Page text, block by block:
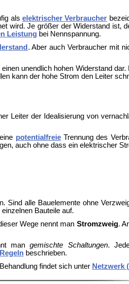
als elektrischer Verbraucher
wird. Je größer der Widerstand ist,
Leistungbei Nennspannung.
. Aber auch Verbraucher mit
unendlich hohen Widerstand
kann der hohe Strom den Leiter
Leiter der Idealisierung von
potentialfreieTrennung des
auch ohne dass ein elektrischer
Sind alle Bauelemente ohne
Bauteile auf.
Wege nennt man Stromzweig.
mangemischte Schaltungen.
beschrieben.
findet sich unter Netzwerk